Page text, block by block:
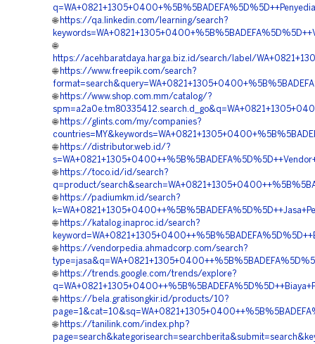
🌐 https://qa.linkedin.com/learning/search?
🌐
https://acehbaratdaya.harga.biz.id/search/label/
🌐 https://www.freepik.com/search?
🌐 https://www.shop.com.mm/catalog/?
🌐 https://glints.com/my/companies?
🌐 https://distributor.web.id/?
🌐 https://toco.id/id/search?
q=product/
🌐 https://padiumkm.id/search?
🌐 https://katalog.inaproc.id/search?
🌐 https://vendorpedia.ahmadcorp.com/search?
🌐 https://trends.google.com/trends/explore?
🌐 https://bela.gratisongkir.id/products/10?
🌐 https://tanilink.com/index.php?